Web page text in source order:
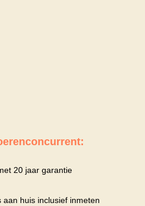
20 jaar garantie
huis inclusief inmeten